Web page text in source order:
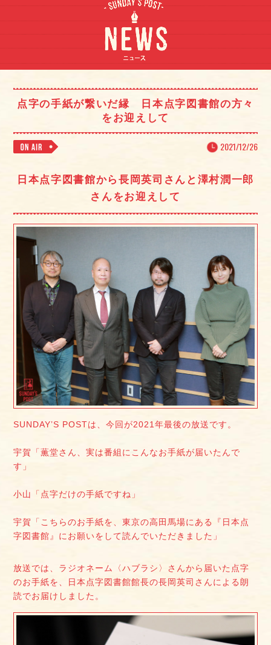
点字の手紙が繋いだ縁 日本点字図書館の方々
をお迎えして
2021/12/26
日本点字図書館から長岡英司さんと澤村潤一郎
さんをお迎えして
SUNDAY’S POSTは、今回が2021年最後の放送です。
宇賀「薫堂さん、実は番組にこんなお手紙が届いたんで
す」
小山「点字だけの手紙ですね」
宇賀「こちらのお手紙を、東京の高田馬場にある『日本点
字図書館』にお願いをして読んでいただきました」
放送では、ラジオネーム〈ハブラシ〉さんから届いた点字
のお手紙を、日本点字図書館館長の長岡英司さんによる朗
読でお届けしました。